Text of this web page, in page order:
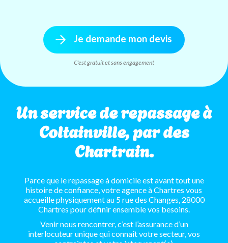
Je demande mon devis
C'est gratuit et sans engagement
Un service de repassage à
Coltainville, par des
Chartrain.
Parce que le repassage à domicile est avant tout une
histoire de confiance, votre agence à Chartres vous
accueille physiquement au 5 rue des Changes, 28000
Chartres pour définir ensemble vos besoins.
Venir nous rencontrer, c’est l’assurance d’un
interlocuteur unique qui connaît votre secteur, vos